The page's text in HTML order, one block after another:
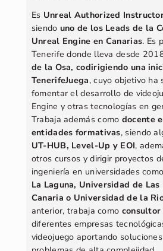
Es Unreal Authorized
siendo uno de los Leads de la
Unreal Engine en Canarias. Es
Tenerife donde lleva desde
de la Osa, codirigiendo una
TenerifeJuega, cuyo objetivo ha
fomentar el desarrollo de
Engine y otras tecnologías en
Trabaja además como docente
entidades formativas, siendo
UT-HUB, Level-Up y EOI,
otros cursos y dirigir proyectos
ingeniería en universidades como
La Laguna, Universidad de
Canaria o Universidad de la
anterior, trabaja como
diferentes empresas
videojuego aportando